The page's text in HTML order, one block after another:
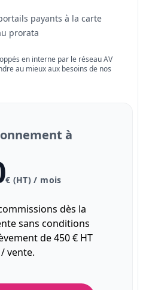
payants à la carte
prorata
en interne par le réseau AV
au mieux aux besoins de nos
à
€ (HT) / mois
dès la
sans conditions
de 450 € HT
/ vente.